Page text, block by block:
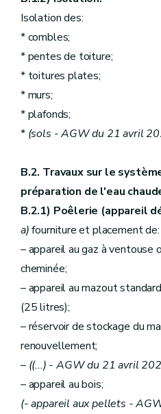
Isolation des:
* combles;
* pentes de toiture;
* toitures plates;
* murs;
* plafonds;
* (sols - AGW du 21 avril
B.2. Travaux sur le
préparation de l'eau
B.2.1) Poêlerie (appareil
a)fourniture et placement de:
– appareil au gaz à ventouse
cheminée;
– appareil au mazout
(25 litres);
– réservoir de stockage du
renouvellement;
– ((...) - AGW du 21 avril
– appareil au bois;
(- appareil aux pellets -